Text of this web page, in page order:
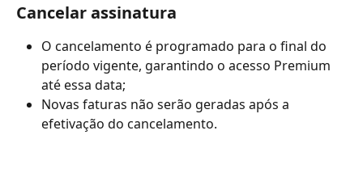
Cancelar assinatura
O cancelamento é programado para o final do
período vigente, garantindo o acesso Premium
até essa data;
Novas faturas não serão geradas após a
efetivação do cancelamento.